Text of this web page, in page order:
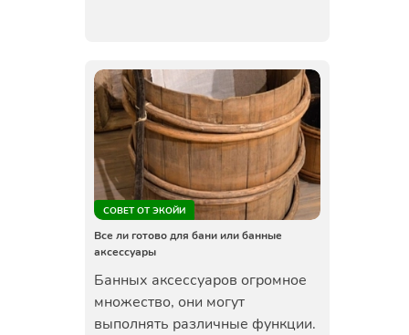
СОВЕТ ОТ ЭКОЙИ
Все ли готово для бани или банные
аксессуары
Банных аксессуаров огромное
множество, они могут
выполнять различные функции.